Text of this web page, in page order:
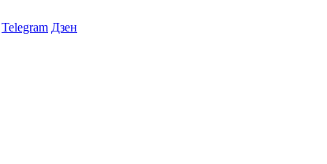
Telegram Дзен